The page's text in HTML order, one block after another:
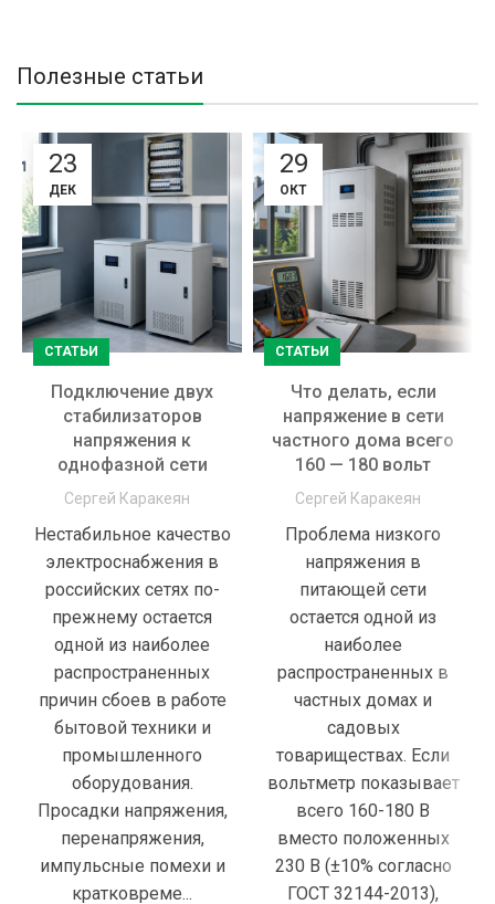
Полезные статьи
23
ДЕК
СТАТЬИ
Подключение двух
стабилизаторов
напряжения к
однофазной сети
Сергей Каракеян
Нестабильное качество
электроснабжения в
российских сетях по-
прежнему остается
одной из наиболее
распространенных
причин сбоев в работе
бытовой техники и
промышленного
оборудования.
Просадки напряжения,
перенапряжения,
импульсные помехи и
кратковреме...
29
ОКТ
СТАТЬИ
Что делать, если
напряжение в сети
частного дома всего
160 — 180 вольт
Сергей Каракеян
Проблема низкого
напряжения в
питающей сети
остается одной из
наиболее
распространенных в
частных домах и
садовых
товариществах. Если
вольтметр показывает
всего 160-180 В
вместо положенных
230 В (±10% согласно
ГОСТ 32144-2013),